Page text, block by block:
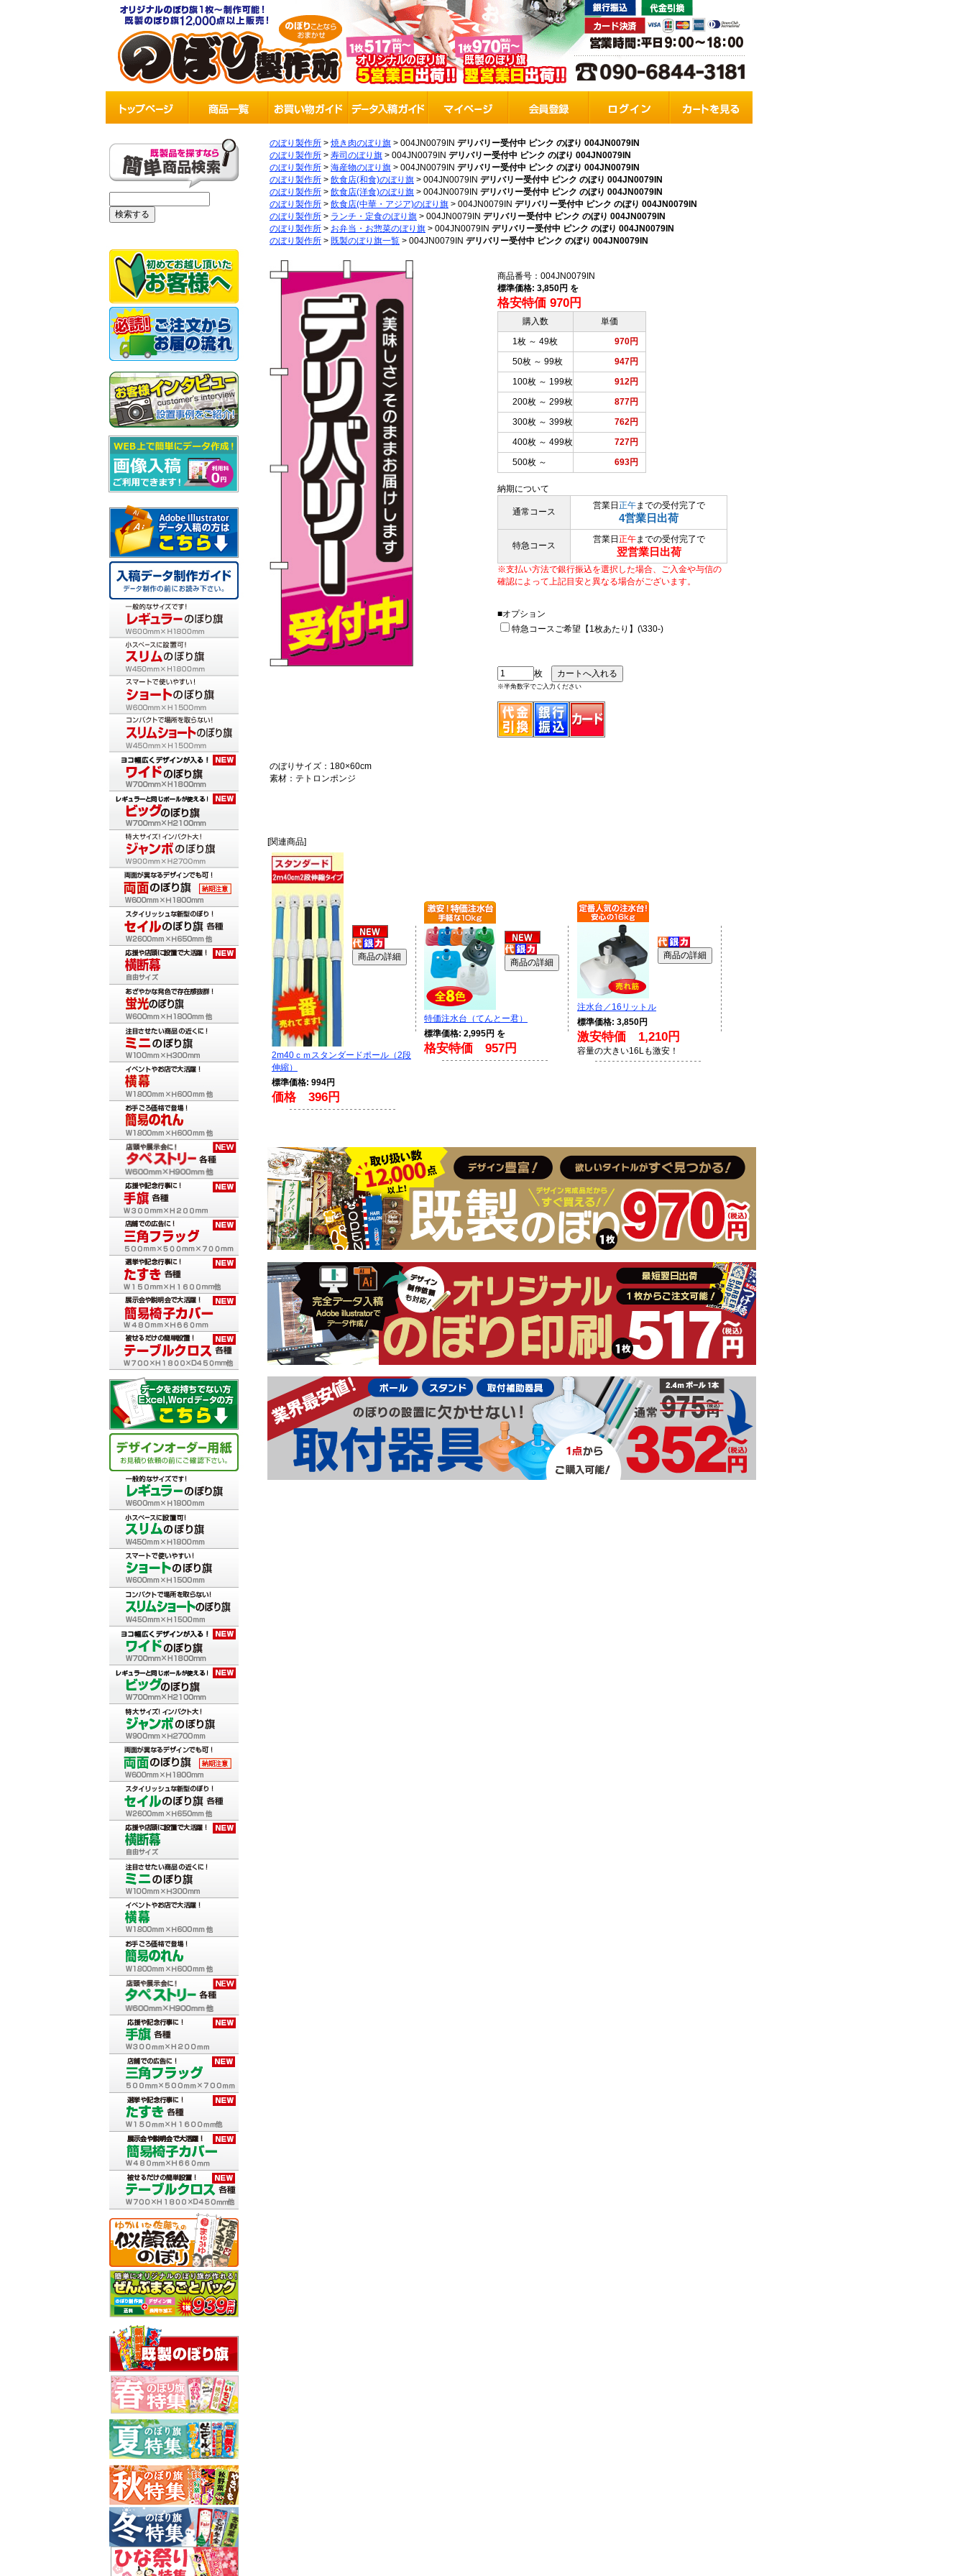
のぼり製作所 > 焼き肉のぼり旗 > 004JN0079IN デリバリー受付中 ピンク のぼり 004JN0079IN
のぼり製作所 > 寿司のぼり旗 > 004JN0079IN デリバリー受付中 ピンク のぼり 004JN0079IN
のぼり製作所 > 海産物のぼり旗 > 004JN0079IN デリバリー受付中 ピンク のぼり 004JN0079IN
のぼり製作所 > 飲食店(和食)のぼり旗 > 004JN0079IN デリバリー受付中 ピンク のぼり 004JN0079IN
のぼり製作所 > 飲食店(洋食)のぼり旗 > 004JN0079IN デリバリー受付中 ピンク のぼり 004JN0079IN
のぼり製作所 > 飲食店(中華・アジア)のぼり旗 > 004JN0079IN デリバリー受付中 ピンク のぼり 004JN0079IN
のぼり製作所 > ランチ・定食のぼり旗 > 004JN0079IN デリバリー受付中 ピンク のぼり 004JN0079IN
のぼり製作所 > お弁当・お惣菜のぼり旗 > 004JN0079IN デリバリー受付中 ピンク のぼり 004JN0079IN
のぼり製作所 > 既製のぼり旗一覧 > 004JN0079IN デリバリー受付中 ピンク のぼり 004JN0079IN
商品番号：004JN0079IN
標準価格: 3,850円 を
格安特価 970円
購入数
単価
1枚 ～ 49枚
970円
50枚 ～ 99枚
947円
100枚 ～ 199枚
912円
200枚 ～ 299枚
877円
300枚 ～ 399枚
762円
400枚 ～ 499枚
727円
500枚 ～
693円
納期について
通常コース
営業日 正午までの受付完了で
4営業日出荷
特急コース
営業日 正午までの受付完了で
翌営業日出荷
※支払い方法で銀行振込を選択した場合、ご入金や与信の
確認によって上記目安と異なる場合がございます。
■オプション
特急コースご希望【1枚あたり】(\330-)
枚
※半角数字でご入力ください
のぼりサイズ：180×60cm
素材：テトロンポンジ
[関連商品]
2m40ｃｍスタンダードポール（2段
伸縮）
標準価格: 994円
価格 396円
特価注水台（てんとー君）
標準価格: 2,995円 を
格安特価 957円
注水台／16リットル
標準価格: 3,850円
激安特価 1,210円
容量の大きい16Lも激安！